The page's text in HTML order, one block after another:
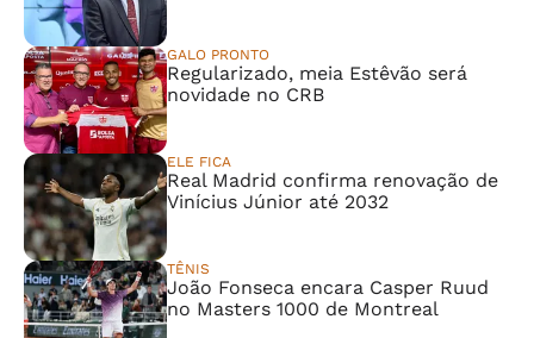
GALO PRONTO
Regularizado, meia Estêvão será
novidade no CRB
ELE FICA
Real Madrid confirma renovação de
Vinícius Júnior até 2032
TÊNIS
João Fonseca encara Casper Ruud
no Masters 1000 de Montreal